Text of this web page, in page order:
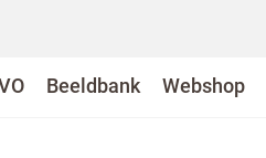
Beeldbank Webshop